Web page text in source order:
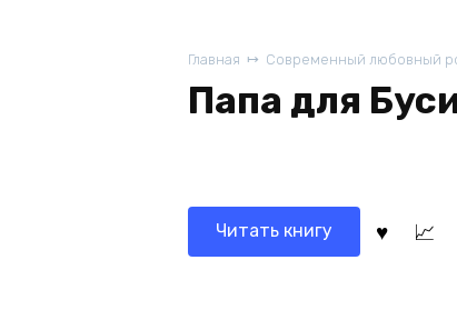
Главная Современный любовный
Папа для
Читать книгу